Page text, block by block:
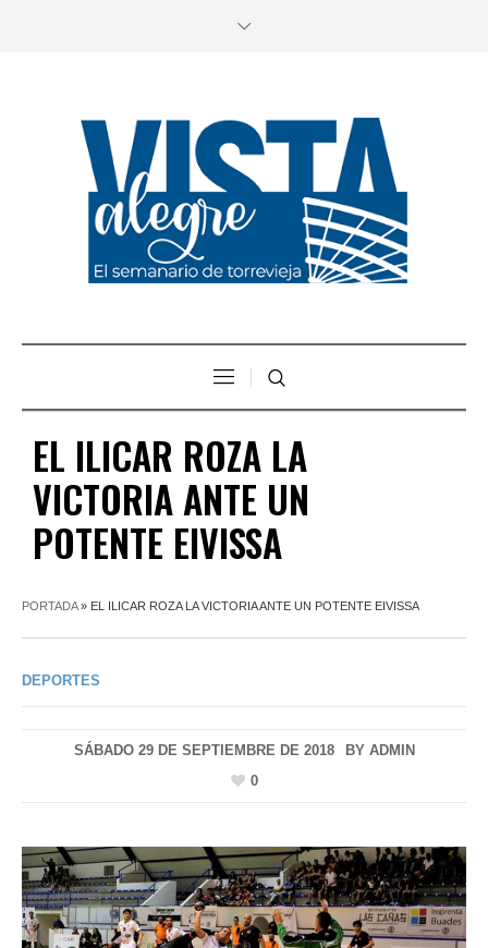
EL ILICAR ROZA LA
VICTORIA ANTE UN
POTENTE EIVISSA
PORTADA» EL ILICAR ROZA LA VICTORIA ANTE UN POTENTE EIVISSA
DEPORTES
SÁBADO 29 DE SEPTIEMBRE DE 2018 BY ADMIN
0